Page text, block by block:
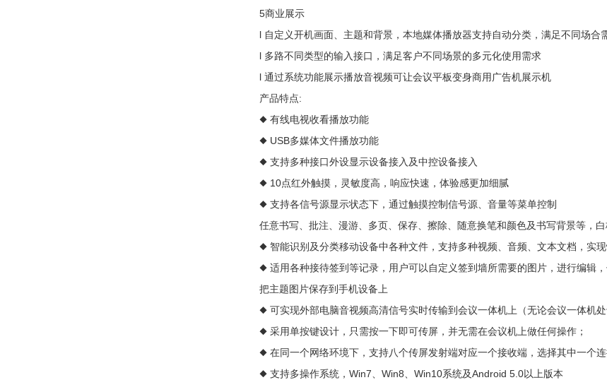
5商业展示
l 自定义开机画面、主题和背景，本地媒体播放器支持自动分类，满足不同场合
l 多路不同类型的输入接口，满足客户不同场景的多元化使用需求
l 通过系统功能展示播放音视频可让会议平板变身商用广告机展示机
产品特点:
◆ 有线电视收看播放功能
◆ USB多媒体文件播放功能
◆ 支持多种接口外设显示设备接入及中控设备接入
◆ 10点红外触摸，灵敏度高，响应快速，体验感更加细腻
◆ 支持各信号源显示状态下，通过触摸控制信号源、音量等菜单控制
任意书写、批注、漫游、多页、保存、擦除、随意换笔和颜色及书写背景等，
◆ 智能识别及分类移动设备中各种文件，支持多种视频、音频、文本文档，实
◆ 适用各种接待签到等记录，用户可以自定义签到墙所需要的图片，进行编辑
把主题图片保存到手机设备上
◆ 可实现外部电脑音视频高清信号实时传输到会议一体机上（无论会议一体机
◆ 采用单按键设计，只需按一下即可传屏，并无需在会议机上做任何操作；
◆ 在同一个网络环境下，支持八个传屏发射端对应一个接收端，选择其中一个连
◆ 支持多操作系统，Win7、Win8、Win10系统及Android 5.0以上版本